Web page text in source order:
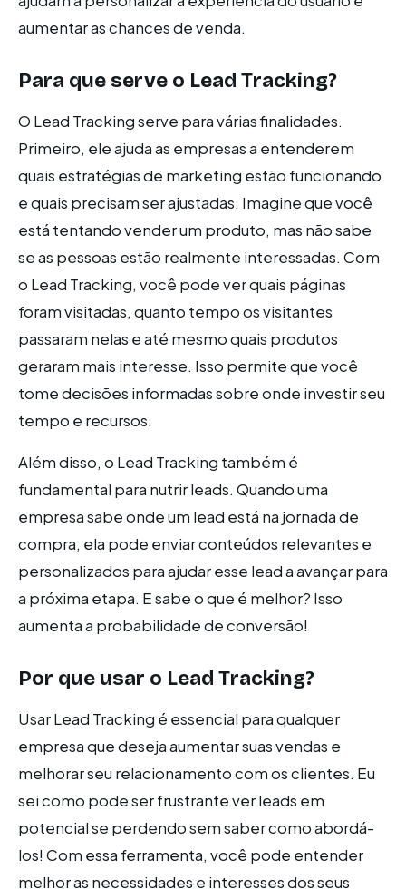
aumentar as chances de venda.
Para que serve o Lead Tracking?
O Lead Tracking serve para várias finalidades.
Primeiro, ele ajuda as empresas a entenderem
quais estratégias de marketing estão funcionando
e quais precisam ser ajustadas. Imagine que você
está tentando vender um produto, mas não sabe
se as pessoas estão realmente interessadas. Com
o Lead Tracking, você pode ver quais páginas
foram visitadas, quanto tempo os visitantes
passaram nelas e até mesmo quais produtos
geraram mais interesse. Isso permite que você
tome decisões informadas sobre onde investir seu
tempo e recursos.
Além disso, o Lead Tracking também é
fundamental para nutrir leads. Quando uma
empresa sabe onde um lead está na jornada de
compra, ela pode enviar conteúdos relevantes e
personalizados para ajudar esse lead a avançar para
a próxima etapa. E sabe o que é melhor? Isso
aumenta a probabilidade de conversão!
Por que usar o Lead Tracking?
Usar Lead Tracking é essencial para qualquer
empresa que deseja aumentar suas vendas e
melhorar seu relacionamento com os clientes. Eu
sei como pode ser frustrante ver leads em
potencial se perdendo sem saber como abordá-
los! Com essa ferramenta, você pode entender
melhor as necessidades e interesses dos seus